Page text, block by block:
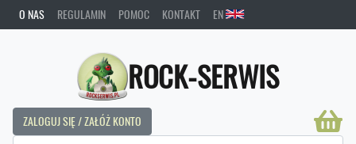
O NAS REGULAMIN POMOC KONTAKT EN
ROCK-SERWIS
ZALOGUJ SIĘ / ZAŁÓŻ KONTO